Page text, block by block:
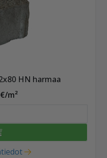
HN harmaa
m²